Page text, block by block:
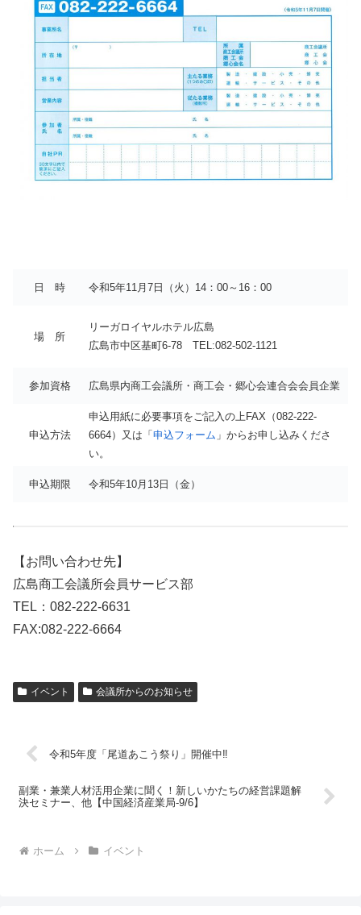
日 時 令和5年11月7日（火）14：00～16：00
場 所
リーガロイヤルホテル広島
広島市中区基町6-78 TEL:082-502-1121
参加資格 広島県内商工会議所・商工会・郷心会連合会会員企業
申込方法
申込用紙に必要事項をご記入の上FAX（082-222-
6664）又は「 申込フォーム 」からお申し込みくださ
い。
申込期限 令和5年10月13日（金）
【お問い合わせ先】
広島商工会議所会員サービス部
TEL：082-222-6631
FAX:082-222-6664
イベント 会議所からのお知らせ
令和5年度「尾道あこう祭り」開催中‼
副業・兼業人材活用企業に聞く！新しいかたちの経営課題解
決セミナー、他【中国経済産業局-9/6】
ホーム イベント